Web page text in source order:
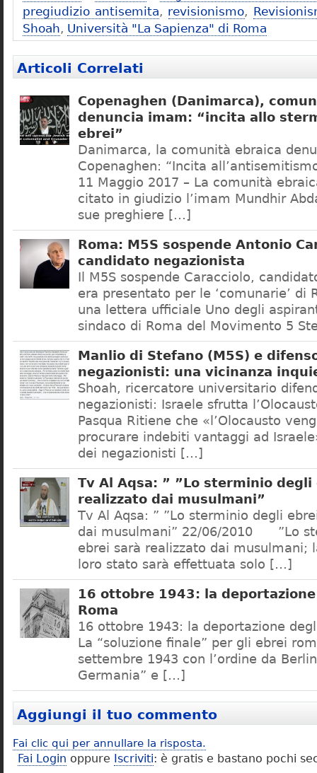
pregiudizio antisemita, revisionismo,
Shoah, Università "La Sapienza" di Roma
Articoli Correlati
Copenaghen (Danimarca),
denuncia imam: “incita allo
ebrei”
Danimarca, la comunità ebraica
Copenaghen: “Incita
11 Maggio 2017 – La comunità
citato in giudizio l’imam Mundhir
sue preghiere […]
Roma: M5S sospende Antonio
candidato negazionista
Il M5S sospende Caracciolo,
era presentato per le ‘comunarie’ di
una lettera ufficiale Uno degli
sindaco di Roma del Movimento 5
Manlio di Stefano (M5S) e
negazionisti: una vicinanza
Shoah, ricercatore universitario
negazionisti: Israele sfrutta
Pasqua Ritiene che «l’Olocausto
procurare indebiti vantaggi ad
dei negazionisti […]
Tv Al Aqsa: ” ”Lo sterminio degli
realizzato dai musulmani”
Tv Al Aqsa: ” ”Lo sterminio degli
dai musulmani” 22/06/2010 ”Lo
ebrei sarà realizzato dai musulmani;
loro stato sarà effettuata solo […]
16 ottobre 1943: la
Roma
16 ottobre 1943: la deportazione
La “soluzione finale” per gli ebrei
settembre 1943 con l’ordine da
Germania” e […]
Aggiungi il tuo commento
Fai clic qui per annullare la risposta.
Fai Login oppure Iscriviti: è gratis e bastano pochi